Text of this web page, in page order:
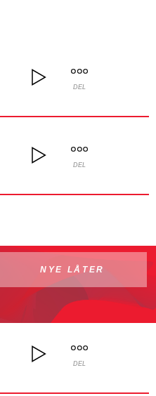
DEL
DEL
NYE LÅTER
DEL